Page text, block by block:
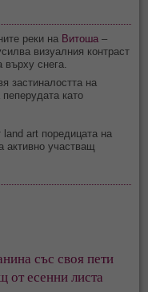
реки на Витоша –
визуалния контраст
върху снега.
застиналостта на
като
land art поредицата на
активно участващ
със своя пети
от есенни листа